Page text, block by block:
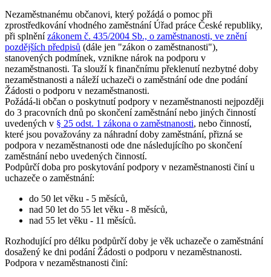
Nezaměstnanému občanovi, který požádá o pomoc při
zprostředkování vhodného zaměstnání Úřad práce České republiky,
při splněnízákonem č. 435/2004 Sb., o zaměstnanosti, ve znění
pozdějších předpisů (dále jen "zákon o zaměstnanosti"),
stanovených podmínek, vznikne nárok na podporu v
nezaměstnanosti. Ta slouží k finančnímu překlenutí nezbytné doby
nezaměstnanosti a náleží uchazeči o zaměstnání ode dne podání
Žádosti o podporu v nezaměstnanosti.
Požádá-li občan o poskytnutí podpory v nezaměstnanosti nejpozději
do 3 pracovních dnů po skončení zaměstnání nebo jiných činností
uvedených v § 25 odst. 1 zákona o zaměstnanosti, nebo činností,
které jsou považovány za náhradní doby zaměstnání, přizná se
podpora v nezaměstnanosti ode dne následujícího po skončení
zaměstnání nebo uvedených činností.
Podpůrčí doba pro poskytování podpory v nezaměstnanosti činí u
uchazeče o zaměstnání:
do 50 let věku - 5 měsíců,
nad 50 let do 55 let věku - 8 měsíců,
nad 55 let věku - 11 měsíců.
Rozhodující pro délku podpůrčí doby je věk uchazeče o zaměstnání
dosažený ke dni podání Žádosti o podporu v nezaměstnanosti.
Podpora v nezaměstnanosti činí: